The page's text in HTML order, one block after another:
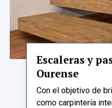
Escaleras y
Ourense
Con el objetivo de
como carpintería